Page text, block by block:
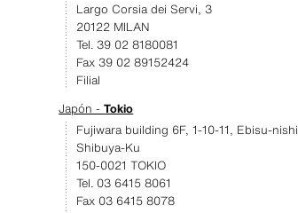
Largo Corsia dei Servi, 3
20122 MILAN
Tel. 39 02 8180081
Fax 39 02 89152424
Filial
Japón -Tokio
Fujiwara building 6F, 1-10-11, Ebisu-
Shibuya-Ku
150-0021 TOKIO
Tel. 03 6415 8061
Fax 03 6415 8078